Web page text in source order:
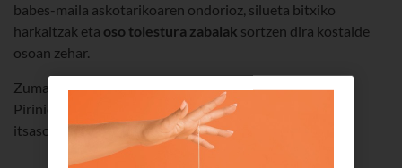
babes-maila askotarikoaren ondorioz, silueta bitxiko
harkaitzak eta oso tolestura zabalak sortzen dira kostalde
osoan zehar.
Zumaian, geruza horiek okertuta agertzen dira, eta
Pirinioetako mendikatearen gorakadaren eta Kantauri
itsasoaren higaduraren ondorioz ikusten dira.